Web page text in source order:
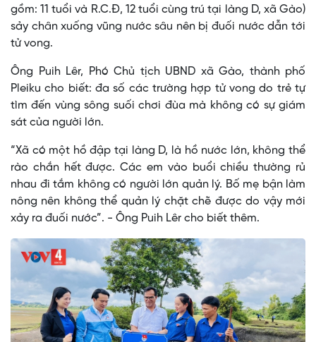
gồm: 11 tuổi và R.C.Đ, 12 tuổi cùng trú tại làng D, xã Gào)
sảy chân xuống vũng nước sâu nên bị đuối nước dẫn tới
tử vong.
Ông Puih Lêr, Phó Chủ tịch UBND xã Gào, thành phố
Pleiku cho biết: đa số các trường hợp tử vong do trẻ tự
tìm đến vùng sông suối chơi đùa mà không có sự giám
sát của người lớn.
“Xã có một hồ đập tại làng D, là hồ nước lớn, không thể
rào chắn hết được. Các em vào buổi chiều thường rủ
nhau đi tắm không có người lớn quản lý. Bố mẹ bận làm
nông nên không thể quản lý chặt chẽ được do vậy mới
xảy ra đuối nước”. - Ông Puih Lêr cho biết thêm.